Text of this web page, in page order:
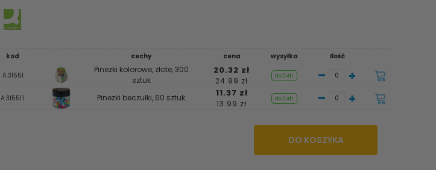
kod cechy cena wysyłka Ilość
A.31551
Pinezki kolorowe, złote, 300
sztuk
20.32 zł
24.99 zł do 24h - +
A.31551.1 Pinezki beczułki, 60 sztuk 11.37 zł
13.99 zł do 24h - +
DO KOSZYKA